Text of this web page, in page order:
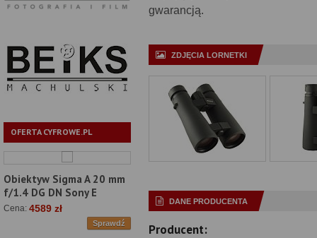
OFERTA CYFROWE.PL
Obiektyw Sigma A 20 mm
f/1.4 DG DN Sony E
Cena: 4589 zł
Sprawdź
gwarancją.
ZDJĘCIA LORNETKI
DANE PRODUCENTA
Producent: